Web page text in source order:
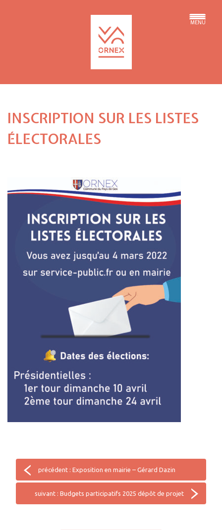
MENU
INSCRIPTION SUR LES LISTES
ÉLECTORALES
précédent : Exposition en mairie – Gérard Dazin
suivant : Budgets participatifs 2025 dépôt de projet